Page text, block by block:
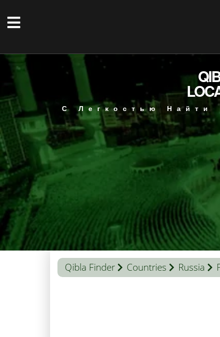
С Легкостью Найти
Qibla Finder Countries Russia